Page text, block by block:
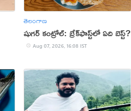
తెలంగాణ
షుగర్ కంట్రోల్: బ్రేక్‌ఫాస్ట్‌లో ఏది బెస్ట్?
Aug 07, 2026, 16:08 IST